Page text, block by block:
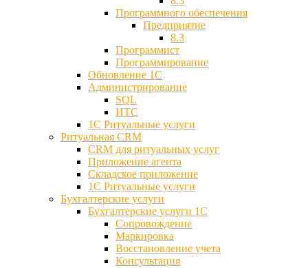
Программного обеспечения
Предприятие
8.3
Программист
Программирование
Обновление 1С
Администрирование
SQL
ИТС
1С Ритуальные услуги
Ритуальная CRM
CRM для ритуальных услуг
Приложение агента
Складское приложение
1С Ритуальные услуги
Бухгалтерские услуги
Бухгалтерские услуги 1С
Сопровождение
Маркировка
Восстановление учета
Консультация